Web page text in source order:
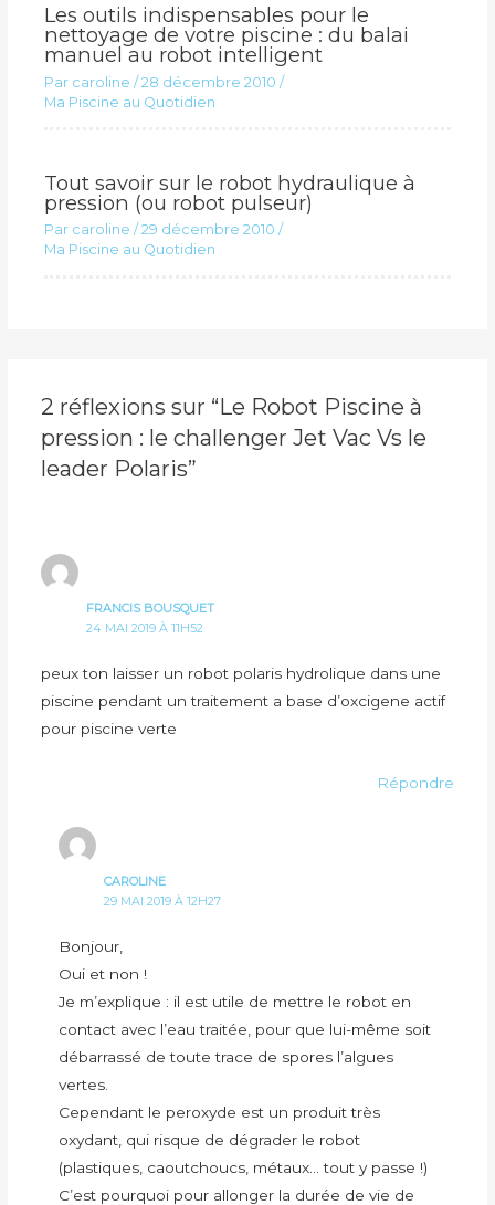
Les outils indispensables pour le
nettoyage de votre piscine : du balai
manuel au robot intelligent
Par caroline /28 décembre 2010 /
Ma Piscine au Quotidien
Tout savoir sur le robot hydraulique à
pression (ou robot pulseur)
Par caroline /29 décembre 2010 /
Ma Piscine au Quotidien
2 réflexions sur “Le Robot Piscine à
pression : le challenger Jet Vac Vs le
leader Polaris”
FRANCIS BOUSQUET
24 MAI 2019 À 11H52
peux ton laisser un robot polaris hydrolique dans une
piscine pendant un traitement a base d’oxcigene actif
pour piscine verte
Répondre
CAROLINE
29 MAI 2019 À 12H27
Bonjour,
Oui et non !
Je m’explique : il est utile de mettre le robot en
contact avec l’eau traitée, pour que lui-même soit
débarrassé de toute trace de spores l’algues
vertes.
Cependant le peroxyde est un produit très
oxydant, qui risque de dégrader le robot
(plastiques, caoutchoucs, métaux… tout y passe !)
C’est pourquoi pour allonger la durée de vie de